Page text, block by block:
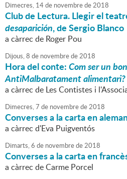
Dimecres, 14de novembrede2018
Club de Lectura. Llegir el
desaparición, de Sergio Blanco
a càrrec de Roger Pou
Dijous,8 de novembrede2018
Hora del conte:Com ser un
AntiMalbaratament
a càrrec de Les Contistes i
Dimecres,7 de novembrede2018
Converses a la carta en
a càrrec d'Eva Puigventós
Dimarts,6 de novembrede2018
Converses a la carta en
a càrrec de Carme Porcel